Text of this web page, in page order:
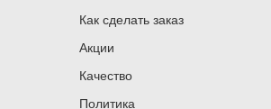
Как сделать заказ
Акции
Качество
Политика